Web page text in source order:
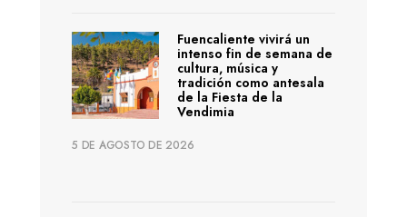
Fuencaliente vivirá un
intenso fin de semana de
cultura, música y
tradición como antesala
de la Fiesta de la
Vendimia
5 DE AGOSTO DE 2026